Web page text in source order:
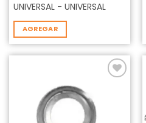
UNIVERSAL - UNIVERSAL
AGREGAR